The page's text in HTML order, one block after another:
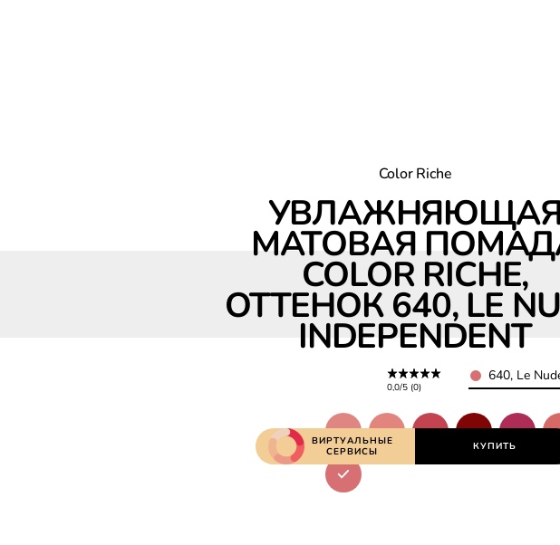
Color Riche
МАТОВАЯ
COLOR RICHE,
ОТТЕНОК 640, LE
INDEPENDENT
0,0/5 (0)
ВИРТУАЛЬНЫЕ
СЕРВИСЫ
КУПИТЬ
Color640, Le
Увлажняющая матовая помада Color Riche, оттенок 640, Le Nude Independent